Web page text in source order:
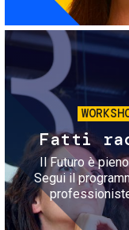
Fatti
Il Futuro è
Segui il